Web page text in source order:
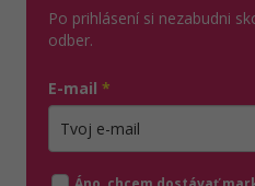
Po prihlásení si nezabudni
odber.
E-mail *